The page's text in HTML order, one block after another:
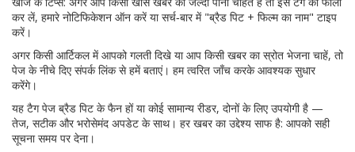
कर लें, हमारे नोटिफिकेशन ऑन करें या सर्च‑बार में "ब्रैड पिट + फिल्म का नाम" टाइप
करें।
अगर किसी आर्टिकल में आपको गलती दिखे या आप किसी खबर का स्रोत भेजना चाहें, तो
पेज के नीचे दिए संपर्क लिंक से हमें बताएं। हम त्वरित जाँच करके आवश्यक सुधार
करेंगे।
यह टैग पेज ब्रैड पिट के फैन हों या कोई सामान्य रीडर, दोनों के लिए उपयोगी है —
तेज, सटीक और भरोसेमंद अपडेट के साथ। हर खबर का उद्देश्य साफ है: आपको सही
सूचना समय पर देना।